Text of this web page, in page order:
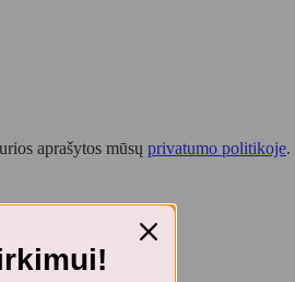
aprašytos mūsų privatumo politikoje.